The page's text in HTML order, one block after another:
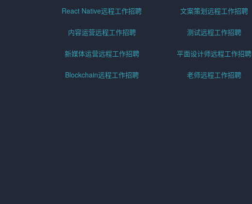
React Native远程工作招聘 文案策划远程工作招聘
内容运营远程工作招聘 测试远程工作招聘
新媒体运营远程工作招聘 平面设计师远程工作招聘
Blockchain远程工作招聘 老师远程工作招聘